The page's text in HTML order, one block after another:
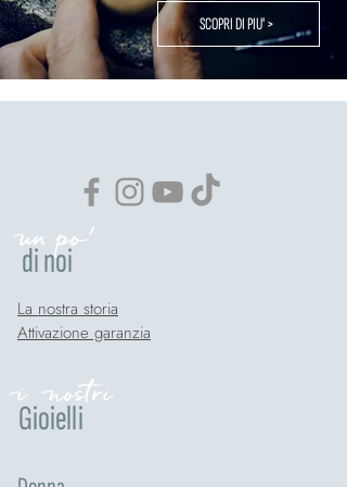
SCOPRI DI PIU' >
di noi
un po'
La nostra storia
Attivazione garanzia
i nostri
Gioielli